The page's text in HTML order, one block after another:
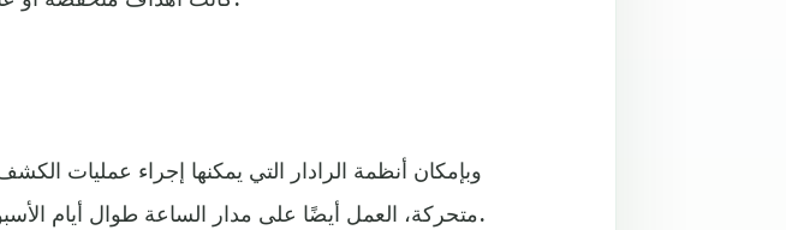
وبإمكان أنظمة الرادار التي يمكنها إجراء عمليات
متحركة، العمل أيضًا على مدار الساعة طوال أيام الأسبوع، ودون التأثر بالظروف الجوية.